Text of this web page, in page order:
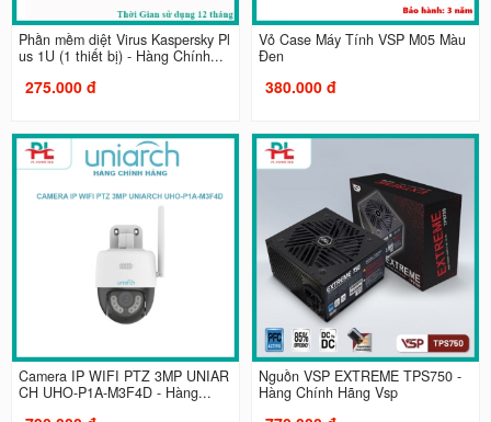
Phần mềm diệt Virus Kaspersky Pl
us 1U (1 thiết bị) - Hàng Chính...
275.000 đ
Vỏ Case Máy Tính VSP M05 Màu
Đen
380.000 đ
Camera IP WIFI PTZ 3MP UNIAR
CH UHO-P1A-M3F4D - Hàng...
Nguồn VSP EXTREME TPS750 -
Hàng Chính Hãng Vsp